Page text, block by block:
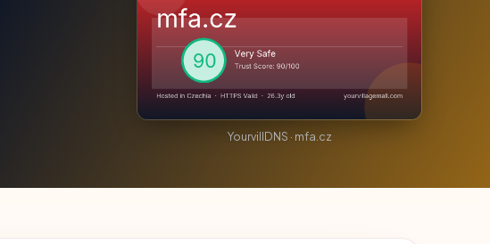
YourvillDNS · mfa.cz